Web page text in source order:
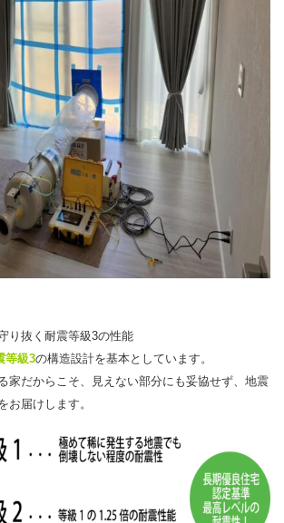
り抜く耐震等級3の性能
等級3の構造設計を基本としています。
家だからこそ、見えない部分にも妥協せず、地震
お届けします。